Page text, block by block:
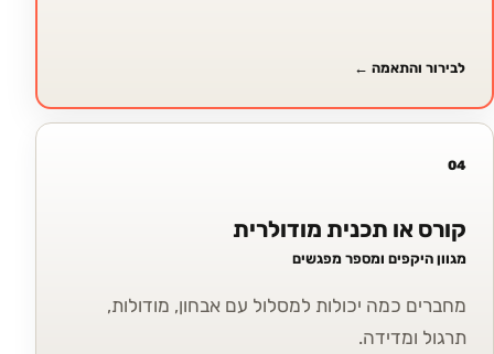
לבירור והתאמה ←
04
קורס או תכנית מודולרית
מגוון היקפים ומספר מפגשים
מחברים כמה יכולות למסלול עם אבחון, מודולות,
תרגול ומדידה.